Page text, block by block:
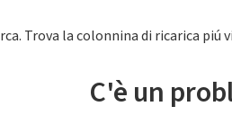
Trova la colonnina di ricarica piú
C'è un